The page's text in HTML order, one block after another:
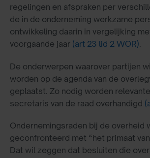
regelingen en afspraken per
de in de onderneming werkzame
ontwikkeling daarin in vergelijking
voorgaande jaar (art 23 lid 2 WOR).
De onderwerpen waarover partijen
worden op de agenda van de
geplaatst. Zo nodig worden
secretaris van de raad overhandigd
Ondernemingsraden bij de overheid
geconfronteerd met “het primaat
Dat wil zeggen dat besluiten die